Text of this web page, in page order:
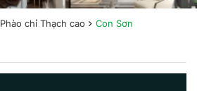
Phào chỉ Thạch cao Con Sơn